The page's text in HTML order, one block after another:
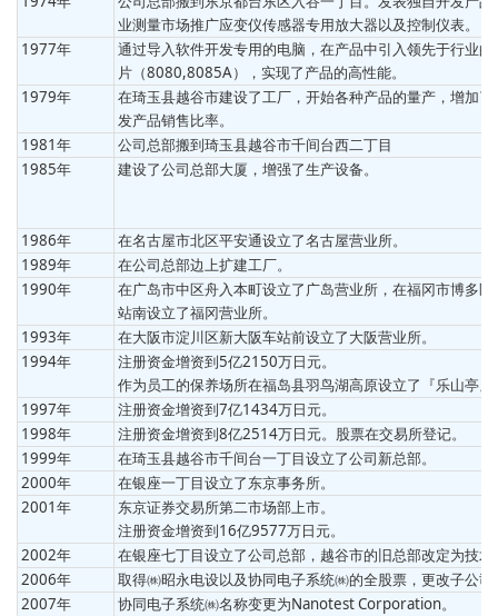
业测量市场推广应变仪传感器专用放大器以及控制仪表。
1977年
通过导入软件开发专用的电脑，在产品中引入领先于行业的
片（8080,8085A），实现了产品的高性能。
1979年
在琦玉县越谷市建设了工厂，开始各种产品的量产，增加了
发产品销售比率。
1981年
公司总部搬到琦玉县越谷市千间台西二丁目
1985年
建设了公司总部大厦，增强了生产设备。
1986年
在名古屋市北区平安通设立了名古屋营业所。
1989年
在公司总部边上扩建工厂。
1990年
在广岛市中区舟入本町设立了广岛营业所，在福冈市博多区
站南设立了福冈营业所。
1993年
在大阪市淀川区新大阪车站前设立了大阪营业所。
1994年
注册资金增资到5亿2150万日元。
作为员工的保养场所在福岛县羽鸟湖高原设立了『乐山亭』
1997年
注册资金增资到7亿1434万日元。
1998年
注册资金增资到8亿2514万日元。股票在交易所登记。
1999年
在琦玉县越谷市千间台一丁目设立了公司新总部。
2000年
在银座一丁目设立了东京事务所。
2001年
东京证券交易所第二市场部上市。
注册资金增资到16亿9577万日元。
2002年
在银座七丁目设立了公司总部，越谷市的旧总部改定为技术
2006年
取得㈱昭永电设以及协同电子系统㈱的全股票，更改子公司
2007年
协同电子系统㈱名称变更为Nanotest Corporation。